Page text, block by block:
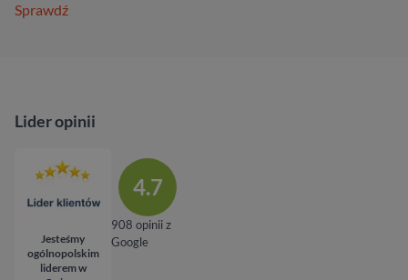
Sprawdź
Lider opinii
Jesteśmy
ogólnopolskim
liderem w
4.7
908 opinii z
Google